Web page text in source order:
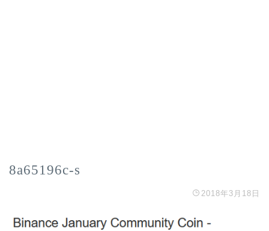
8a65196c-s
2018年3月18日